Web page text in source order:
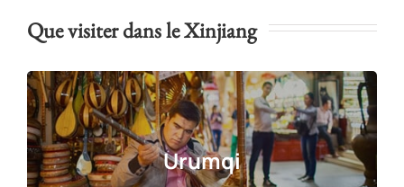
Que visiter dans le Xinjiang
Urumqi